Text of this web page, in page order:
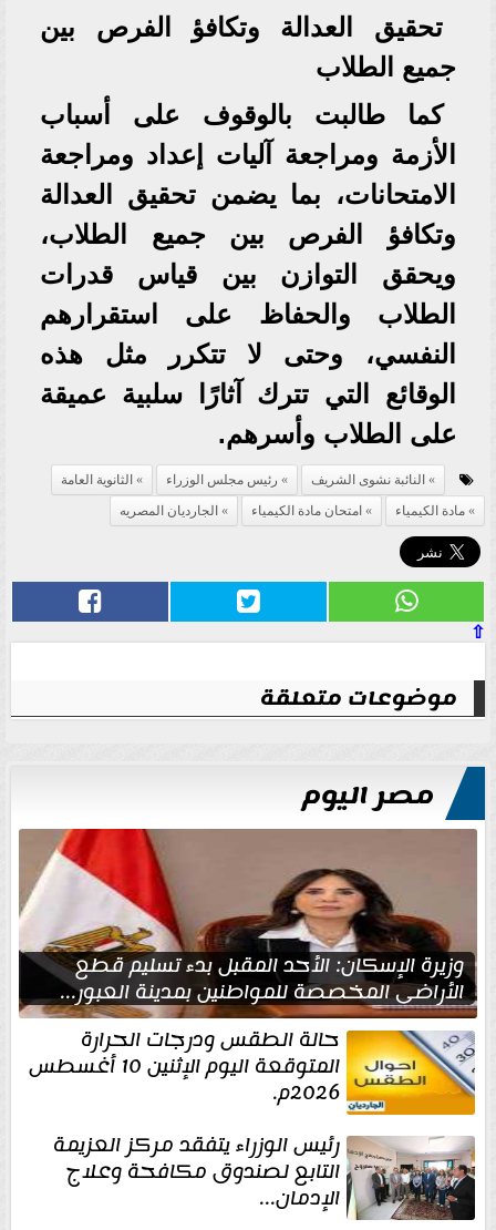
تحقيق العدالة وتكافؤ الفرص بين
جميع الطلاب
كما طالبت بالوقوف على أسباب
الأزمة ومراجعة آليات إعداد ومراجعة
الامتحانات، بما يضمن تحقيق العدالة
وتكافؤ الفرص بين جميع الطلاب،
ويحقق التوازن بين قياس قدرات
الطلاب والحفاظ على استقرارهم
النفسي، وحتى لا تتكرر مثل هذه
الوقائع التي تترك آثارًا سلبية عميقة
على الطلاب وأسرهم.
النائبة نشوى الشريف رئيس مجلس الوزراء
الثانوية العامة
مادة الكيمياء
امتحان مادة الكيمياء الجارديان المصريه
⇧
موضوعات متعلقة
مصر اليوم
وزيرة الإسكان: الأحد المقبل بدء تسليم قطع
الأراضي المخصصة للمواطنين بمدينة العبور...
حالة الطقس ودرجات الحرارة
المتوقعة اليوم الإثنين 10 أغسطس
2026م.
رئيس الوزراء يتفقد مركز العزيمة
التابع لصندوق مكافحة وعلاج
الإدمان...